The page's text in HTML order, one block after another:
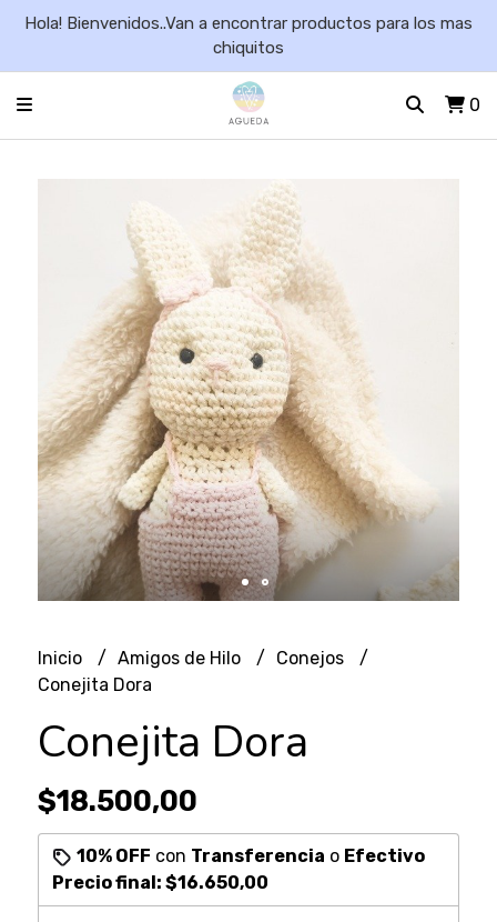
Hola! Bienvenidos..Van a encontrar productos para los mas
chiquitos
0
Inicio Amigos de Hilo
Conejos
Conejita Dora
Conejita Dora
$18.500,00
10% OFF con Transferencia o Efectivo
Precio final: $16.650,00